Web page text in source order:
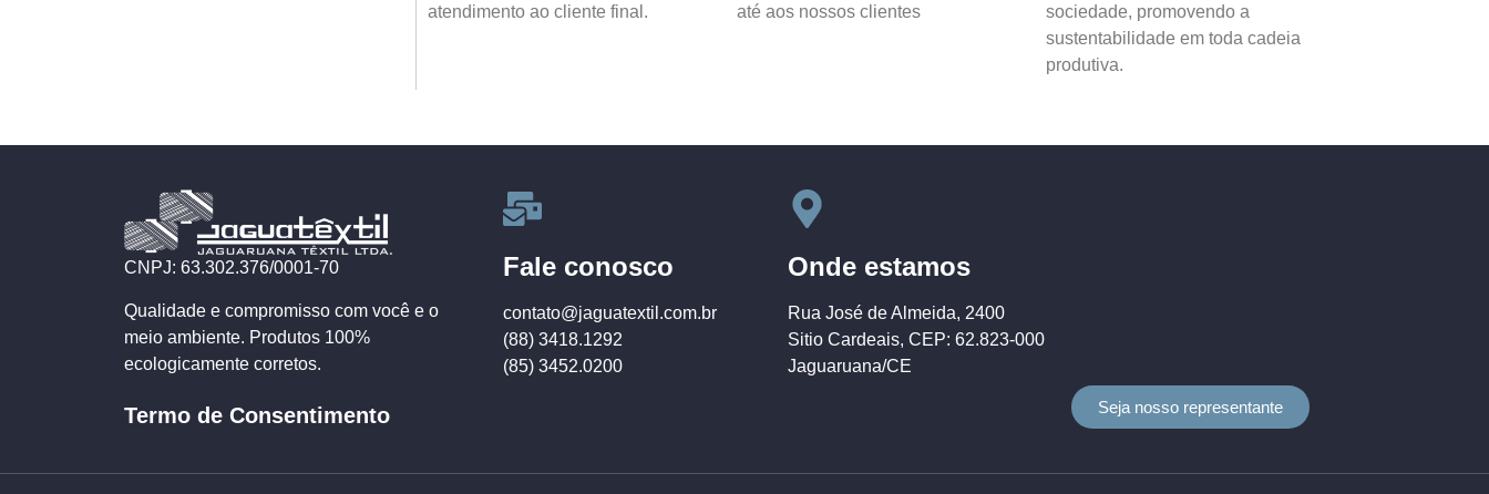
atendimento ao cliente final.
até aos nossos clientes
sociedade, promovendo a
sustentabilidade em toda cadeia
produtiva.
CNPJ: 63.302.376/0001-70
Qualidade e compromisso com você e o
meio ambiente. Produtos 100%
ecologicamente corretos.
Termo de Consentimento
Fale conosco
contato@jaguatextil.com.br
(88) 3418.1292
(85) 3452.0200
Onde estamos
Rua José de Almeida, 2400
Sitio Cardeais, CEP: 62.823-000
Jaguaruana/CE
Seja nosso representante